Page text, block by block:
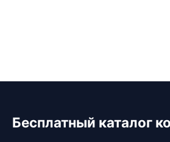
Бесплатный каталог